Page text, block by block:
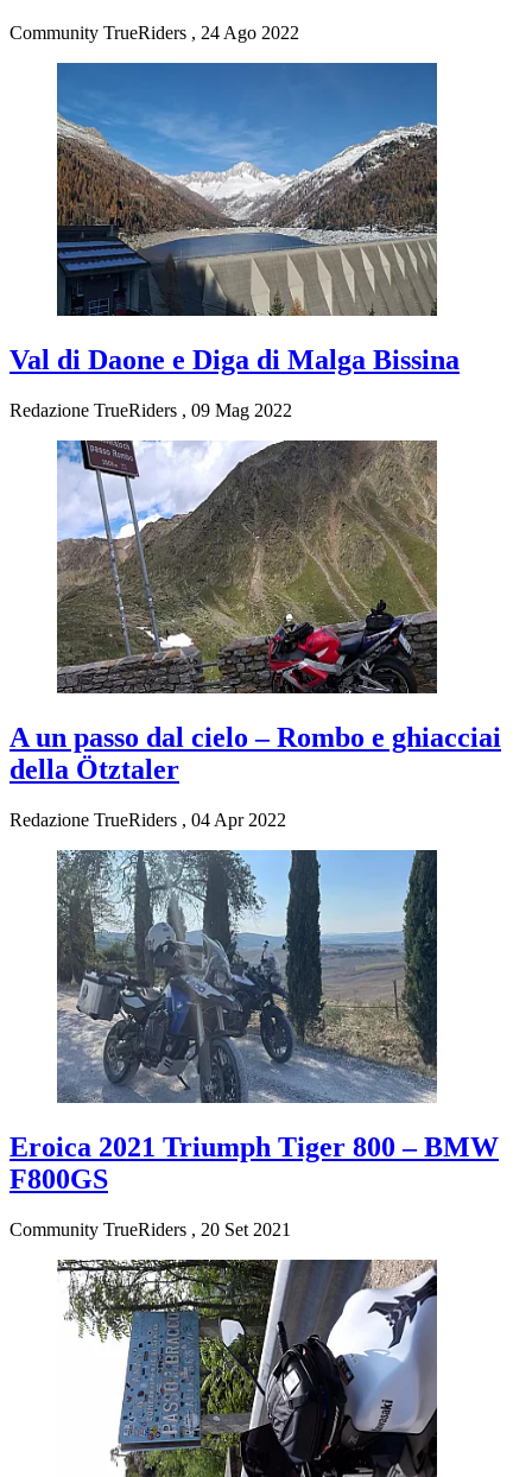
Community TrueRiders , 24 Ago 2022
Val di Daone e Diga di Malga Bissina
Redazione TrueRiders , 09 Mag 2022
A un passo dal cielo – Rombo e ghiacciai
della Ötztaler
Redazione TrueRiders , 04 Apr 2022
Eroica 2021 Triumph Tiger 800 – BMW
F800GS
Community TrueRiders , 20 Set 2021